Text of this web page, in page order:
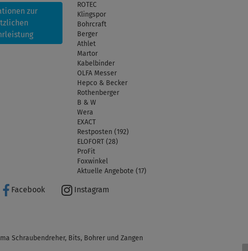
zur
ROTEC
Klingspor
Bohrcraft
Berger
Athlet
Martor
Kabelbinder
OLFA Messer
Hepco & Becker
Rothenberger
B & W
Wera
EXACT
Restposten (192)
ELOFORT (28)
ProFit
Foxwinkel
Aktuelle Angebote (17)
Facebook Instagram
Schraubendreher, Bits, Bohrer und Zangen